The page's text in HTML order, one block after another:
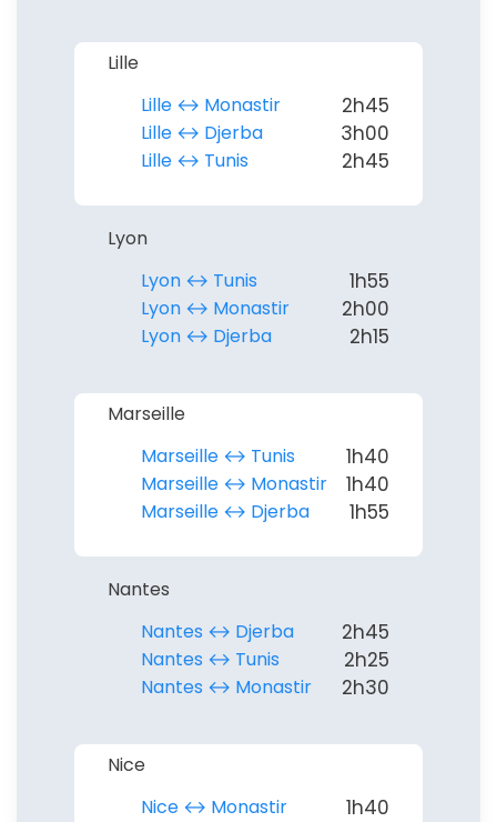
Lille
Lille ↔︎ Monastir
2h45
Lille ↔︎ Djerba 3h00
Lille ↔︎ Tunis 2h45
Lyon
Lyon ↔︎ Tunis
1h55
Lyon ↔︎ Monastir 2h00
Lyon ↔︎ Djerba 2h15
Marseille
Marseille ↔︎ Tunis
1h40
Marseille ↔︎ Monastir 1h40
Marseille ↔︎ Djerba 1h55
Nantes
Nantes ↔︎ Djerba
2h45
Nantes ↔︎ Tunis 2h25
Nantes ↔︎ Monastir 2h30
Nice
Nice ↔︎ Monastir
1h40